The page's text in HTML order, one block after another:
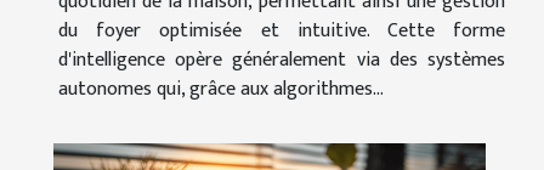
du foyer optimisée et intuitive. Cette forme
d'intelligence opère généralement via des systèmes
autonomes qui, grâce aux algorithmes...